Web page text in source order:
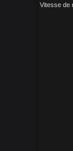
Vitesse de